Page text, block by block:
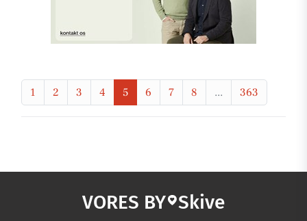
1 2 3 4 5 6 7 8 ... 363
VORES BY Skive